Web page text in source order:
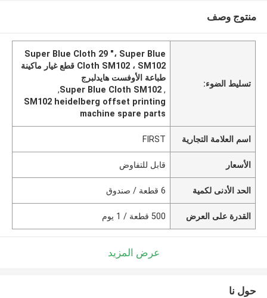
منتوج وصف
تسليط الضوء:
Super Blue Cloth 29 "، Super Blue
Cloth SM102 ، SM102 قطع غيار ماكينة
طباعة الأوفست هايدلبرج
,
Super Blue Cloth SM102
,
SM102 heidelberg offset printing
machine spare parts
اسم العلامة التجارية FIRST
الأسعار قابل للتفاوض
الحد الأدنى لكمية 6 قطعة / صندوق
القدرة على العرض 500 قطعة / 1 يوم
عرض المزيد
حول نا